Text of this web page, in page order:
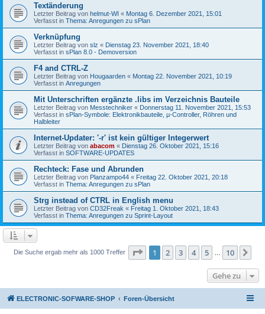
Textänderung
Letzter Beitrag von helmut-WI « Montag 6. Dezember 2021, 15:01
Verfasst in Thema: Anregungen zu sPlan
Verknüpfung
Letzter Beitrag von slz « Dienstag 23. November 2021, 18:40
Verfasst in sPlan 8.0 - Demoversion
F4 and CTRL-Z
Letzter Beitrag von Hougaarden « Montag 22. November 2021, 10:19
Verfasst in Anregungen
Mit Unterschriften ergänzte .libs im Verzeichnis Bauteile
Letzter Beitrag von Messtechniker « Donnerstag 11. November 2021, 15:53
Verfasst in sPlan-Symbole: Elektronikbauteile, µ-Controller, Röhren und
Halbleiter
Internet-Updater: '-r' ist kein gültiger Integerwert
Letzter Beitrag von abacom « Dienstag 26. Oktober 2021, 15:16
Verfasst in SOFTWARE-UPDATES
Rechteck: Fase und Abrunden
Letzter Beitrag von Planzampo44 « Freitag 22. Oktober 2021, 20:18
Verfasst in Thema: Anregungen zu sPlan
Strg instead of CTRL in English menu
Letzter Beitrag von CD32Freak « Freitag 1. Oktober 2021, 18:43
Verfasst in Thema: Anregungen zu Sprint-Layout
Die Suche ergab mehr als 1000 Treffer Seite 1von 10
1 2 3 4 5 10
Gehe zu
ELECTRONIC-SOFWARE-SHOP Foren-Übersicht